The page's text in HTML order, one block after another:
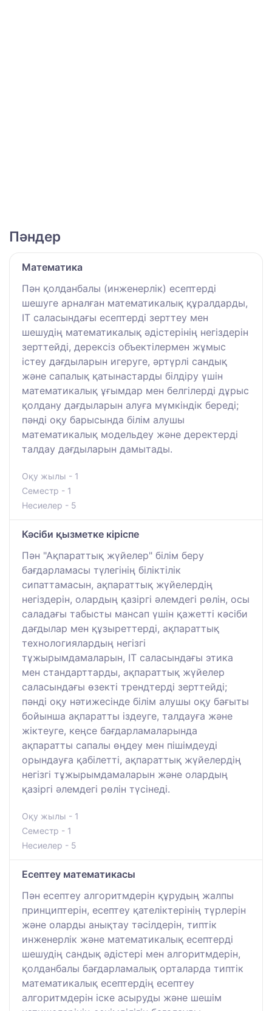
Пәндер
Математика
Пән қолданбалы (инженерлік) есептерді
шешуге арналған математикалық құралдарды,
IT саласындағы есептерді зерттеу мен
шешудің математикалық әдістерінің негіздерін
зерттейді, дерексіз объектілермен жұмыс
істеу дағдыларын игеруге, әртүрлі сандық
және сапалық қатынастарды білдіру үшін
математикалық ұғымдар мен белгілерді дұрыс
қолдану дағдыларын алуға мүмкіндік береді;
пәнді оқу барысында білім алушы
математикалық модельдеу және деректерді
талдау дағдыларын дамытады.
Оқу жылы - 1
Семестр - 1
Несиелер - 5
Кәсіби қызметке кіріспе
Пән "Ақпараттық жүйелер" білім беру
бағдарламасы түлегінің біліктілік
сипаттамасын, ақпараттық жүйелердің
негіздерін, олардың қазіргі әлемдегі рөлін, осы
саладағы табысты мансап үшін қажетті кәсіби
дағдылар мен құзыреттерді, ақпараттық
технологиялардың негізгі
тұжырымдамаларын, IT саласындағы этика
мен стандарттарды, ақпараттық жүйелер
саласындағы өзекті трендтерді зерттейді;
пәнді оқу нәтижесінде білім алушы оқу бағыты
бойынша ақпаратты іздеуге, талдауға және
жіктеуге, кеңсе бағдарламаларында
ақпаратты сапалы өңдеу мен пішімдеуді
орындауға қабілетті, ақпараттық жүйелердің
негізгі тұжырымдамаларын және олардың
қазіргі әлемдегі рөлін түсінеді.
Оқу жылы - 1
Семестр - 1
Несиелер - 5
Есептеу математикасы
Пән есептеу алгоритмдерін құрудың жалпы
принциптерін, есептеу қателіктерінің түрлерін
және оларды анықтау тәсілдерін, типтік
инженерлік және математикалық есептерді
шешудің сандық әдістері мен алгоритмдерін,
қолданбалы бағдарламалық орталарда типтік
математикалық есептердің есептеу
алгоритмдерін іске асыруды және шешім